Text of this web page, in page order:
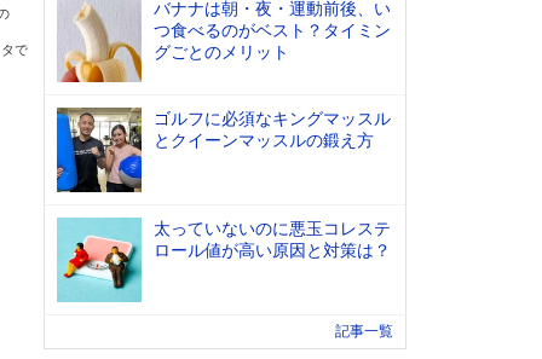
で
バナナは朝・夜・運動前後、い
つ食べるのがベスト？タイミン
グごとのメリット
ゴルフに必須なキングマッスル
とクイーンマッスルの鍛え方
太っていないのに悪玉コレステ
ロール値が高い原因と対策は？
記事一覧